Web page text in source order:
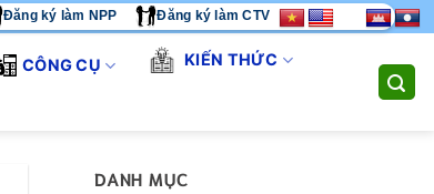
TÔI CUNG CẤP GIẢI PHÁP THI CÔNG TOÀN DIỆN.
Đăng ký làm NPP Đăng ký làm CTV
CÔNG CỤ KIẾN THỨC
DANH MỤC